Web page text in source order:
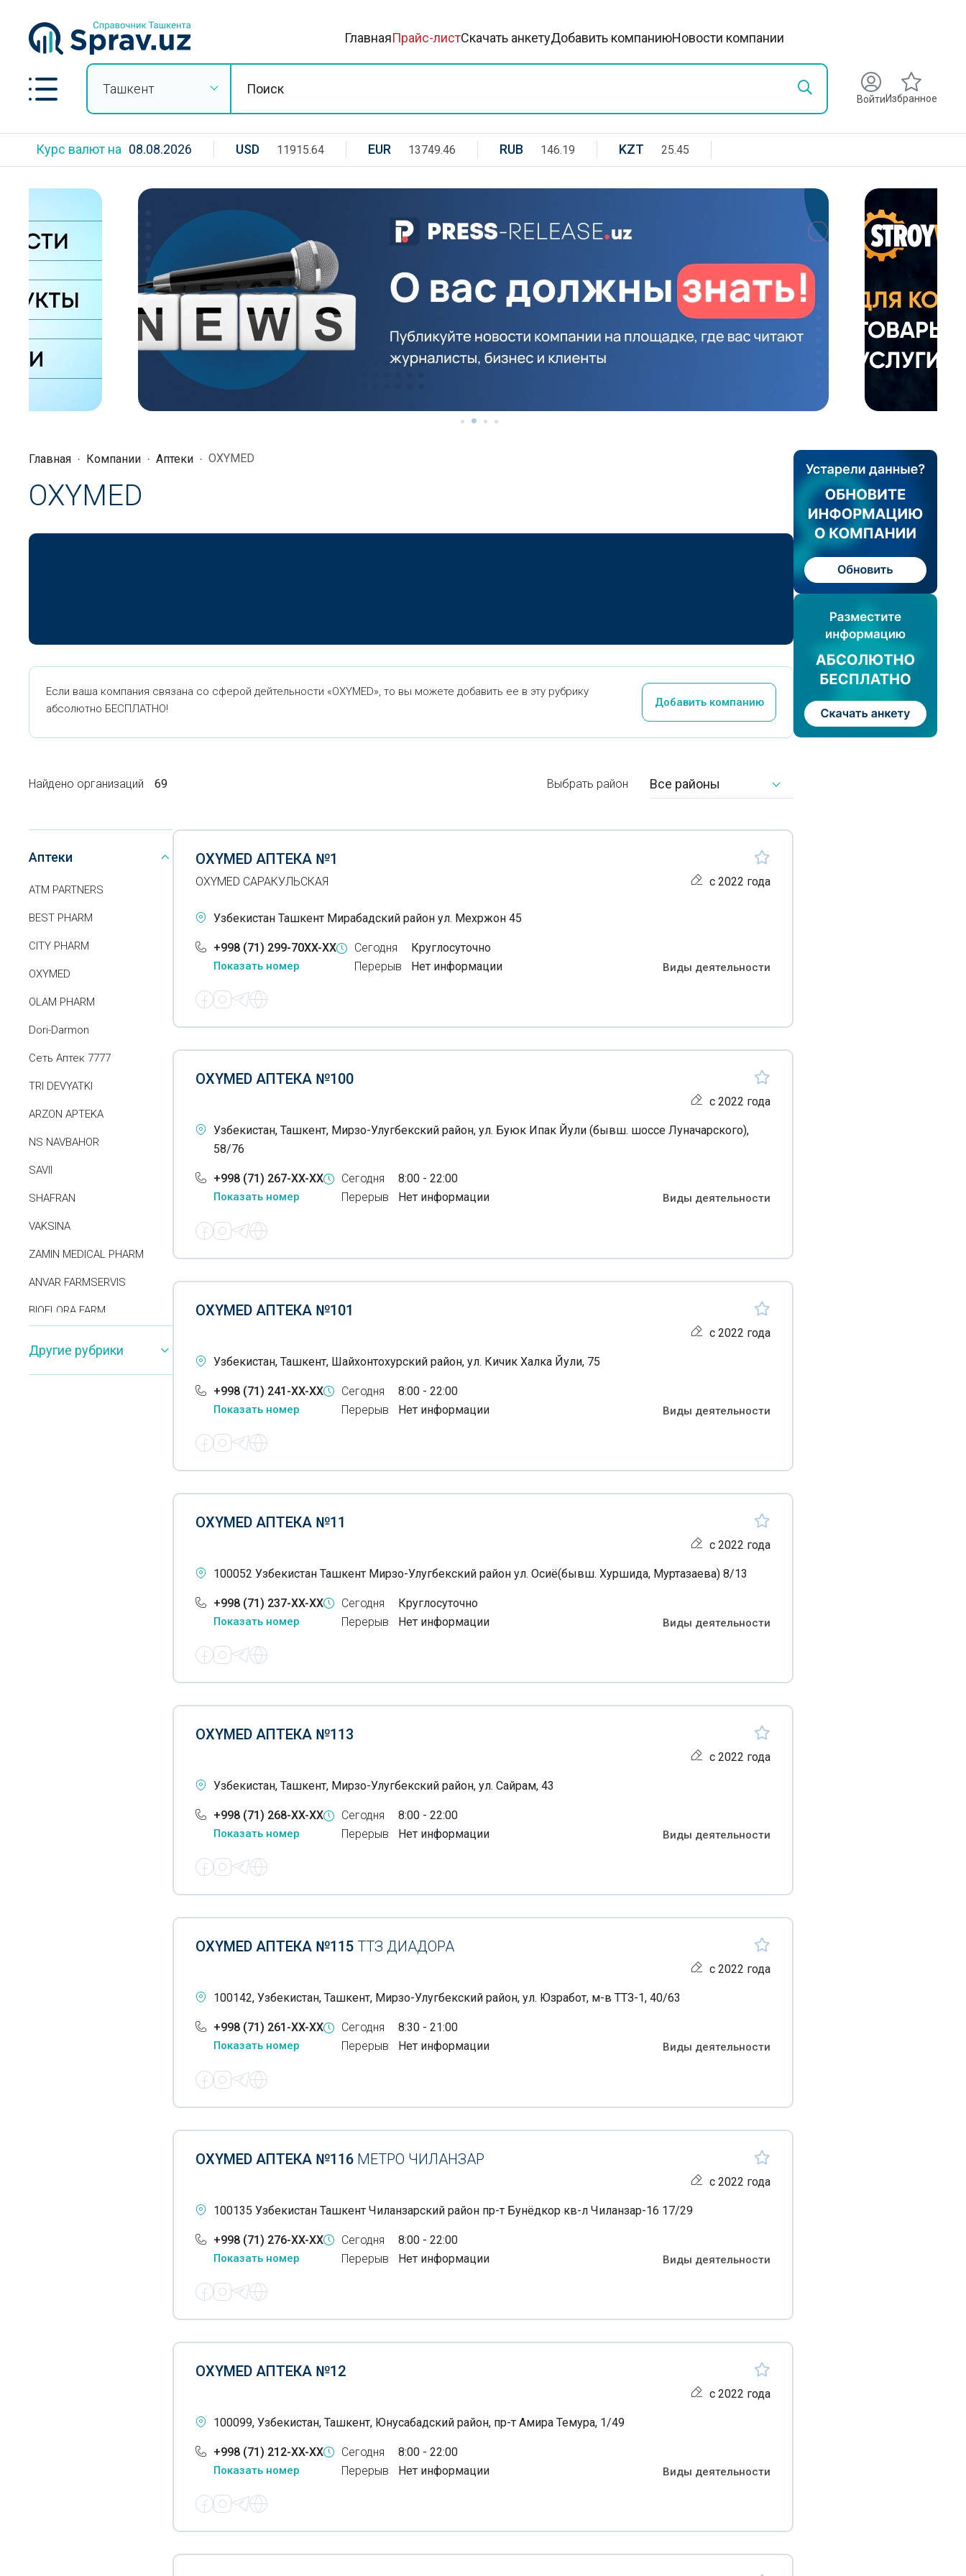
ГлавнаяПрайс-листСкачать анкетуДобавить компаниюНовости компании
Ташкент
ВойтиИзбранное
Курс валют на 08.08.2026 USD 11915.64 EUR 13749.46 RUB 146.19 KZT 25.45
Главная Компании Аптеки OXYMED
OXYMED
Если ваша компания связана со сферой дейтельности «OXYMED», то вы можете добавить ее в эту рубрику
абсолютно БЕСПЛАТНО!
Добавить компанию
Найдено организаций 69 Выбрать район Все районы
Аптеки
ATM PARTNERS
BEST PHARM
CITY PHARM
OXYMED
OLAM PHARM
Dori-Darmon
Сеть Аптек 7777
TRI DEVYATKI
ARZON APTEKA
NS NAVBAHOR
SAVII
SHAFRAN
VAKSINA
ZAMIN MEDICAL PHARM
ANVAR FARMSERVIS
BIOFLORA FARM
Другие рубрики
OXYMED АПТЕКА №1
OXYMED САРАКУЛЬСКАЯ с 2022 года
Узбекистан Ташкент Мирабадский район ул. Мехржон 45
+998 (71) 299-70XX-XX
Показать номер
Сегодня
Перерыв
Круглосуточно
Нет информации
Виды деятельности
OXYMED АПТЕКА №100
с 2022 года
Узбекистан, Ташкент, Мирзо-Улугбекский район, ул. Буюк Ипак Йули (бывш. шоссе Луначарского),
58/76
+998 (71) 267-XX-XX
Показать номер
Сегодня
Перерыв
8:00 - 22:00
Нет информации
Виды деятельности
OXYMED АПТЕКА №101
с 2022 года
Узбекистан, Ташкент, Шайхонтохурский район, ул. Кичик Халка Йули, 75
+998 (71) 241-XX-XX
Показать номер
Сегодня
Перерыв
8:00 - 22:00
Нет информации
Виды деятельности
OXYMED АПТЕКА №11
с 2022 года
100052 Узбекистан Ташкент Мирзо-Улугбекский район ул. Осиё(бывш. Хуршида, Муртазаева) 8/13
+998 (71) 237-XX-XX
Показать номер
Сегодня
Перерыв
Круглосуточно
Нет информации
Виды деятельности
OXYMED АПТЕКА №113
с 2022 года
Узбекистан, Ташкент, Мирзо-Улугбекский район, ул. Сайрам, 43
+998 (71) 268-XX-XX
Показать номер
Сегодня
Перерыв
8:00 - 22:00
Нет информации
Виды деятельности
OXYMED АПТЕКА №115 ТТЗ ДИАДОРА
с 2022 года
100142, Узбекистан, Ташкент, Мирзо-Улугбекский район, ул. Юзработ, м-в ТТЗ-1, 40/63
+998 (71) 261-XX-XX
Показать номер
Сегодня
Перерыв
8:30 - 21:00
Нет информации
Виды деятельности
OXYMED АПТЕКА №116 МЕТРО ЧИЛАНЗАР
с 2022 года
100135 Узбекистан Ташкент Чиланзарский район пр-т Бунёдкор кв-л Чиланзар-16 17/29
+998 (71) 276-XX-XX
Показать номер
Сегодня
Перерыв
8:00 - 22:00
Нет информации
Виды деятельности
OXYMED АПТЕКА №12
с 2022 года
100099, Узбекистан, Ташкент, Юнусабадский район, пр-т Амира Темура, 1/49
+998 (71) 212-XX-XX
Показать номер
Сегодня
Перерыв
8:00 - 22:00
Нет информации
Виды деятельности